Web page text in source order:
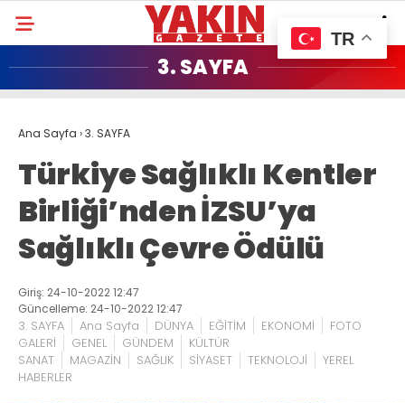
3. SAYFA
Ana Sayfa ›3. SAYFA
Türkiye Sağlıklı Kentler
Birliği’nden İZSU’ya
Sağlıklı Çevre Ödülü
Giriş: 24-10-2022 12:47
Güncelleme: 24-10-2022 12:47
3. SAYFA Ana Sayfa DÜNYA EĞİTİM EKONOMİ
FOTO
GALERİ
GENEL GÜNDEM
KÜLTÜR
SANAT
MAGAZİN SAĞLIK SİYASET TEKNOLOJİ
YEREL
HABERLER
TR